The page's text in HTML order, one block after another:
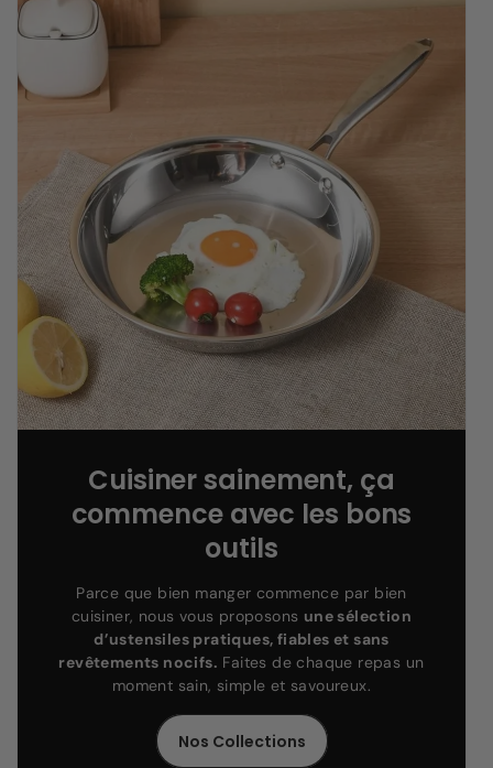
Cuisiner sainement, ça
commence avec les bons
outils
Parce que bien manger commence par bien
cuisiner, nous vous proposons une sélection
d’ustensiles pratiques, fiables et sans
revêtements nocifs. Faites de chaque repas un
moment sain, simple et savoureux.
Nos Collections